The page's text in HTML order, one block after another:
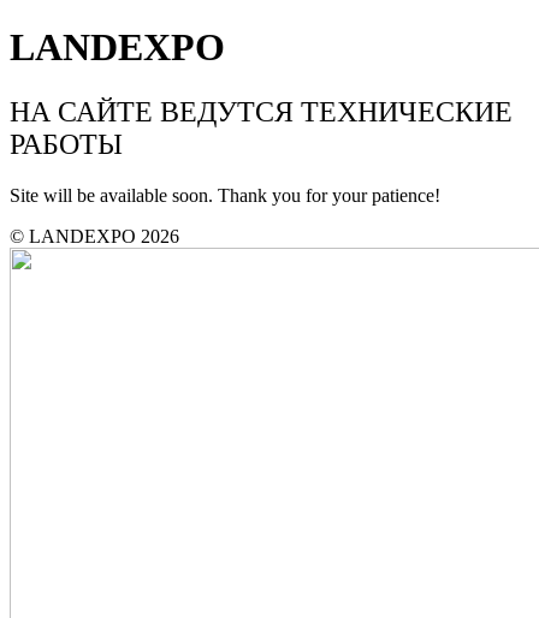
LANDEXPO
НА САЙТЕ ВЕДУТСЯ ТЕХНИЧЕСКИЕ
РАБОТЫ
Site will be available soon. Thank you for your patience!
© LANDEXPO 2026